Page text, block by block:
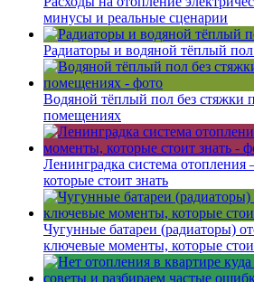
минусы и реальные сценарии
Радиаторы и водяной тёплый
Водяной тёплый пол без стяжки
помещениях
Ленинградка система
которые стоит знать
Чугунные батареи (радиаторы)
ключевые моменты, которые